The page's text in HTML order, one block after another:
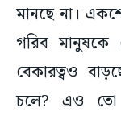
মানছে না।
গরিব
বেকারত্বও
চলে? এও তো